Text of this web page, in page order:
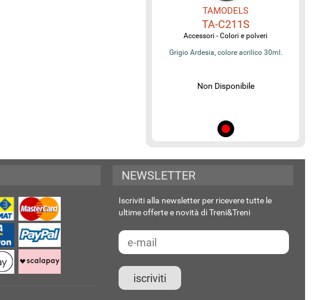
TAMODELS
TA-C211S
Accessori - Colori e polveri
Grigio Ardesia, colore acrilico 30ml.
Non Disponibile
NEWSLETTER
Iscriviti alla newsletter per ricevere tutte le
ultime offerte e novità di Treni&Treni